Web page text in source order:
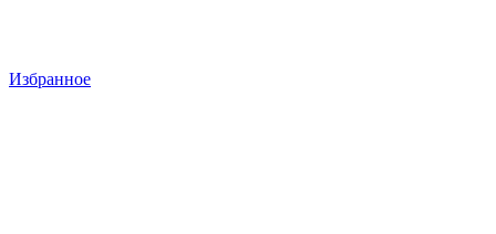
Избранное